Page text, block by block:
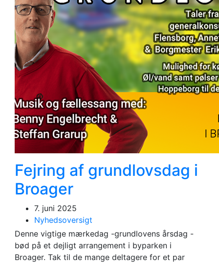
Fejring af grundlovsdag i
Broager
7. juni 2025
Nyhedsoversigt
Denne vigtige mærkedag -grundlovens årsdag -
bød på et dejligt arrangement i byparken i
Broager. Tak til de mange deltagere for et par